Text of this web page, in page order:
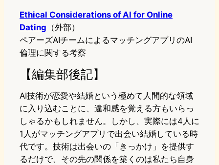
Ethical Considerations of AI for Online
Dating （外部）
ペアーズAIチームによるマッチングアプリのAI
倫理に関する考察
【編集部後記】
AI技術が恋愛や結婚という極めて人間的な領域
に入り込むことに、違和感を覚える方もいらっ
しゃるかもしれません。しかし、実際には4人に
1人がマッチングアプリで出会い結婚している時
代です。技術は出会いの「きっかけ」を提供す
るだけで、その先の関係を築くのは私たち自身